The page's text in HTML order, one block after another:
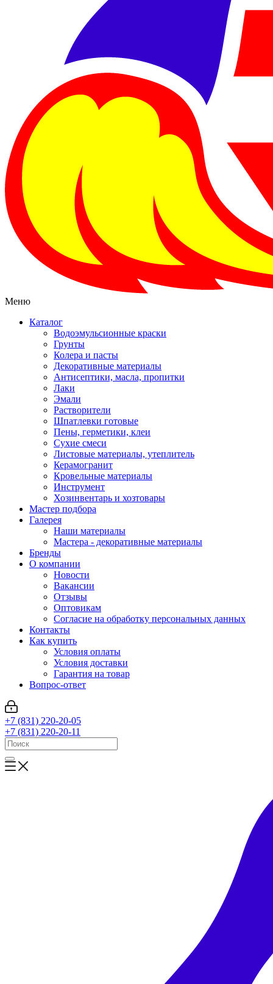
Меню
Каталог
Водоэмульсионные краски
Грунты
Колера и пасты
Декоративные материалы
Антисептики, масла, пропитки
Лаки
Эмали
Растворители
Шпатлевки готовые
Пены, герметики, клеи
Сухие смеси
Листовые материалы, утеплитель
Керамогранит
Кровельные материалы
Инструмент
Хозинвентарь и хозтовары
Мастер подбора
Галерея
Наши материалы
Мастера - декоративные материалы
Бренды
О компании
Новости
Вакансии
Отзывы
Оптовикам
Cогласие на обработку персональных данных
Контакты
Как купить
Условия оплаты
Условия доставки
Гарантия на товар
Вопрос-ответ
+7 (831) 220-20-05
+7 (831) 220-20-11